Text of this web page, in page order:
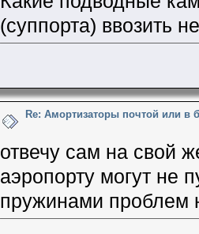
(суппорта) ввозить
Re: Амортизаторы почтой или в
отвечу сам на свой
аэропорту могут не
пружинами проблем